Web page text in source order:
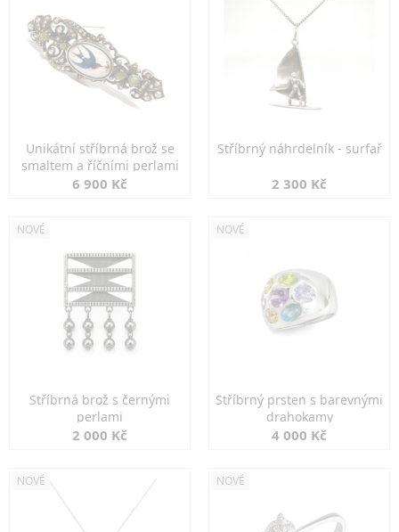
Unikátní stříbrná brož se
smaltem a říčními perlami
6 900 Kč
Stříbrný náhrdelník - surfař
2 300 Kč
NOVÉ
Stříbrná brož s černými
perlami
2 000 Kč
NOVÉ
Stříbrný prsten s barevnými
drahokamy
4 000 Kč
NOVÉ NOVÉ